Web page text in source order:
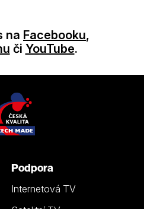
na Facebooku,
či YouTube.
Podpora
Internetová TV